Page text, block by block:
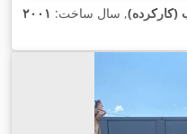
(کارکرده), سال ساخت: ۲۰۰۱